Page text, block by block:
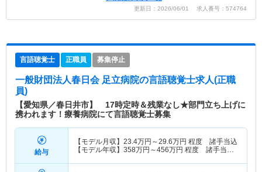
更新日：2026/06/01 求人番号：574764
言語聴覚士 正職員 募集停止
一般財団法人春日会 足立病院の言語聴覚士求人(正職
員)
【愛知県／春日井市】 17時定時＆残業なし★部門立ち上げに
携われます！療養病院にて言語聴覚士募集
給与
【モデル月収】 23.4万円～29.6万円 程度 諸手当込
【モデル年収】 358万円～456万円 程度 諸手当・